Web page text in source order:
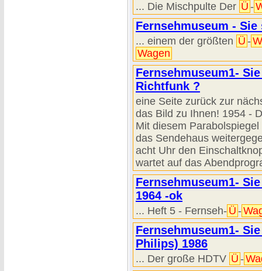
... Die Mischpulte Der Ü -
Fernsehmuseum -
... einem der größten Ü -
Wagen
Fernsehmuseum1-
Richtfunk ?
eine Seite zurück zur
das Bild zu Ihnen! 1954 -
Mit diesem
das Sendehaus
acht Uhr den
wartet auf das
Fernsehmuseum1-
1964 -ok
... Heft 5 - Fernseh- Ü -
Fernsehmuseum1-
Philips) 1986
... Der große HDTV Ü -